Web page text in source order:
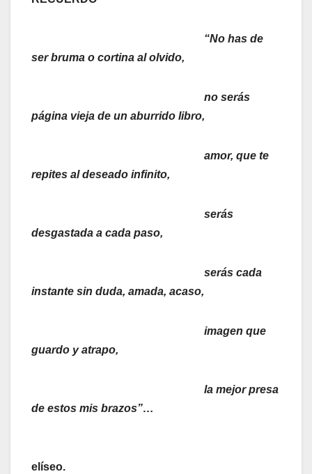
“No has de
ser bruma o cortina al olvido,
no serás
página vieja de un aburrido libro,
amor, que te
repites al deseado infinito,
serás
desgastada a cada paso,
serás cada
instante sin duda, amada, acaso,
imagen que
guardo y atrapo,
la mejor presa
de estos mis brazos”…
elíseo.